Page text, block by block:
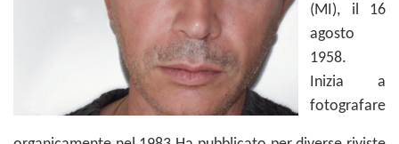
(MI), il 16
agosto
1958.
Inizia a
fotografare